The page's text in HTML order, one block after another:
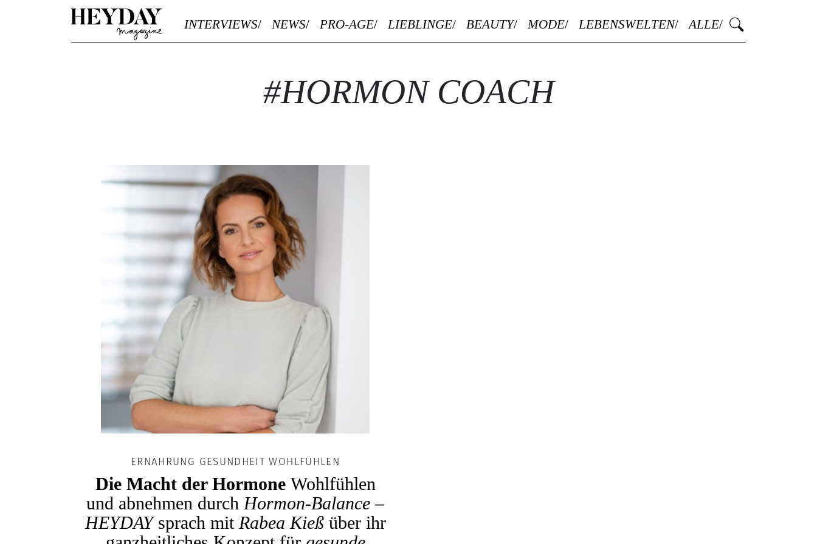
Heyday
INTERVIEWS NEWS PRO-AGE LIEBLINGE BEAUTY MODE LEBENSWELTEN ALLE
#HORMON COACH
ERNÄHRUNG GESUNDHEIT WOHLFÜHLEN
Die Macht der Hormone Wohlfühlen
und abnehmen durch Hormon-Balance –
HEYDAYsprach mit Rabea Kießüber ihr